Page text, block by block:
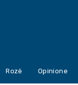
Rozë Opinione